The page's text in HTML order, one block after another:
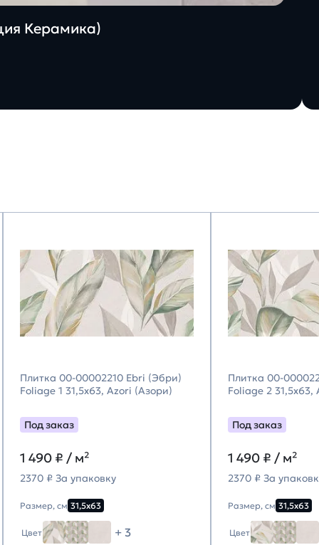
Керамика)
Плитка 00-00002210 Ebri (Эбри)
Foliage 1 31,5х63, Azori (Азори)
Под заказ
1 490 ₽ / м²
2370 ₽ За упаковку
Размер, см 31,5х63
Цвет + 3
Плитка 00-
Foliage 2
Под заказ
1 490 ₽ / м²
2370 ₽ За
Размер, см 31,5х63
Цвет